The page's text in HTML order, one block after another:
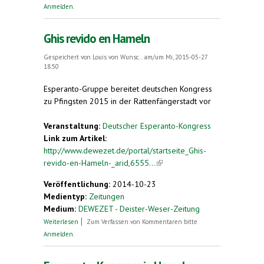
Anmelden
Ghis revido en Hameln
Gespeichert von Louis von Wunsc...
am/um Mi, 2015-05-27
18:50
Esperanto-Gruppe bereitet deutschen Kongress
zu Pfingsten 2015 in der Rattenfängerstadt vor
Veranstaltung: Deutscher Esperanto-Kongress
Link zum Artikel:
http://www.dewezet.de/portal/startseite_Ghis-
revido-en-Hameln-_arid,6555...(link is external)
Veröffentlichung: 2014-10-23
Medientyp: Zeitungen
Medium: DEWEZET - Deister-Weser-Zeitung
Weiterlesen über Ghis revido en Hameln
Zum Verfassen von Kommentaren bitte
Anmelden